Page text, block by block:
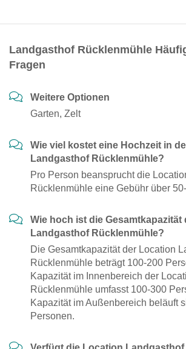
Landgasthof Rücklenmühle
Fragen
Weitere Optionen
Garten, Zelt
Wie viel kostet eine Hochzeit in
Landgasthof Rücklenmühle?
Pro Person beansprucht die
Rücklenmühle eine Gebühr über
Wie hoch ist die Gesamtkapazität
Landgasthof Rücklenmühle?
Die Gesamtkapazität der Location
Rücklenmühle beträgt 100-200
Kapazität im Innenbereich der
Rücklenmühle umfasst 100-300
Kapazität im Außenbereich beläuft
Personen.